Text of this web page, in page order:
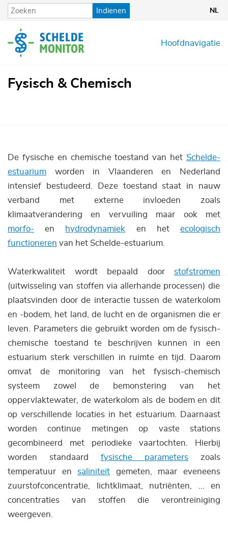
Overslaan
en
de
inhoud
Indienen NL
Hoofdnavigatie
Fysisch & Chemisch
De fysische en chemische toestand van het Schelde-
estuarium worden in Vlaanderen en Nederland
intensief bestudeerd. Deze toestand staat in nauw
verband met externe invloeden zoals
klimaatverandering en vervuiling maar ook met
morfo- en hydrodynamiek en hetecologisch
functioneren van het Schelde-estuarium.
Waterkwaliteit wordt bepaald door stofstromen
(uitwisseling van stoffen via allerhande processen) die
plaatsvinden door de interactie tussen de waterkolom
en -bodem, het land, de lucht en de organismen die er
leven. Parameters die gebruikt worden om de fysisch-
chemische toestand te beschrijven kunnen in een
estuarium sterk verschillen in ruimte en tijd. Daarom
omvat de monitoring van het fysisch-chemisch
systeem zowel de bemonstering van het
oppervlaktewater, de waterkolom als de bodem en dit
op verschillende locaties in het estuarium. Daarnaast
worden continue metingen op vaste stations
gecombineerd met periodieke vaartochten. Hierbij
worden standaard fysische parameters zoals
temperatuur en saliniteit gemeten, maar eveneens
zuurstofconcentratie, lichtklimaat, nutriënten, ... en
concentraties van stoffen die verontreiniging
weergeven.